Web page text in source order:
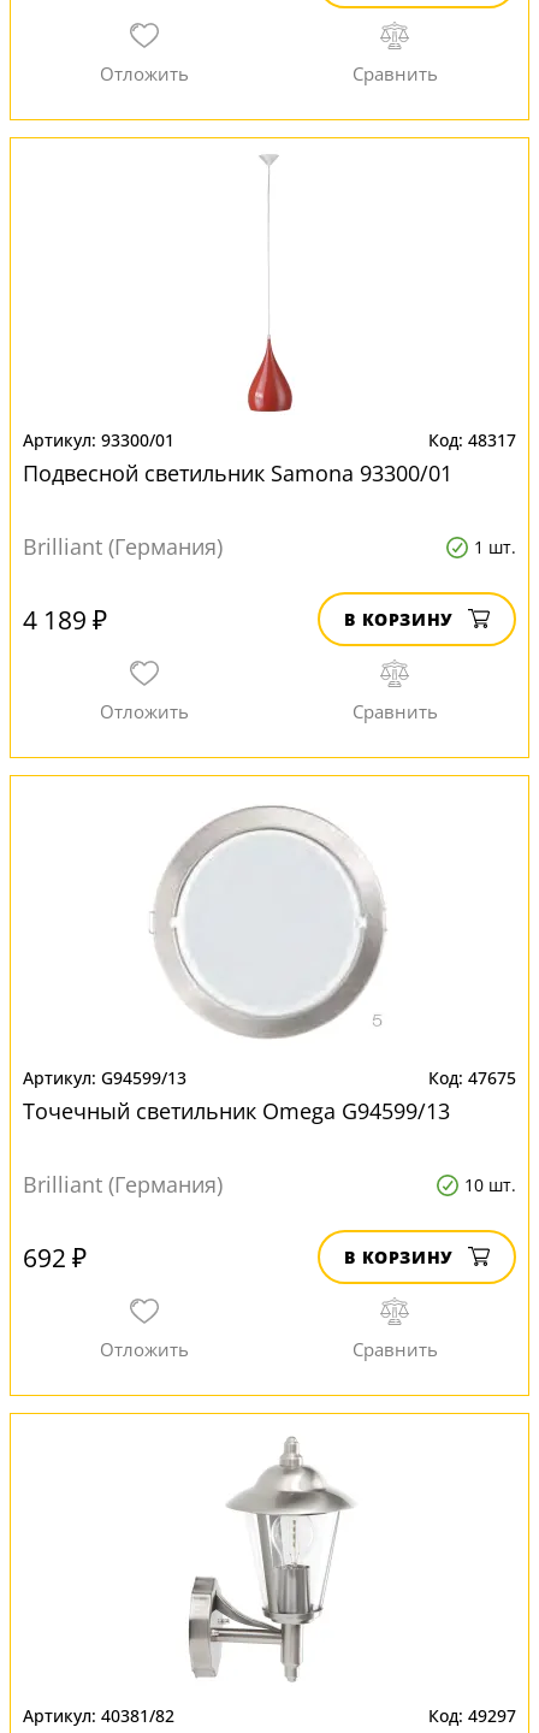
93300/01 48317
Подвесной светильник Samona 93300/01
Brilliant (Германия) 1 шт.
4 189 ₽ В КОРЗИНУ
G94599/13 47675
Точечный светильник Omega G94599/13
Brilliant (Германия) 10 шт.
692 ₽ В КОРЗИНУ
40381/82 49297